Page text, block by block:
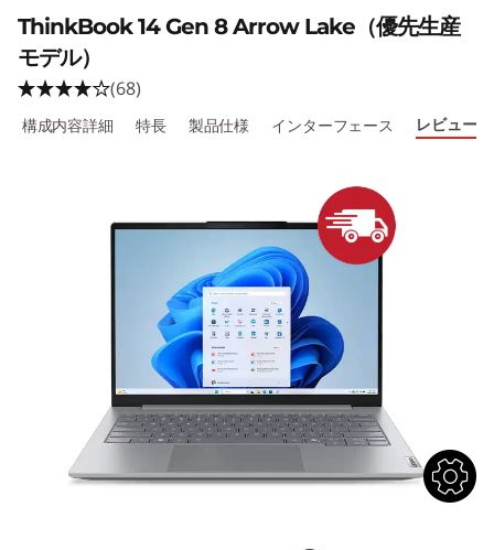
oThinkBook 14 Gen 8 Arrow Lake（優先生産
モデル）
(68)
構成内容詳細 特長 製品仕様 インターフェース レビュー